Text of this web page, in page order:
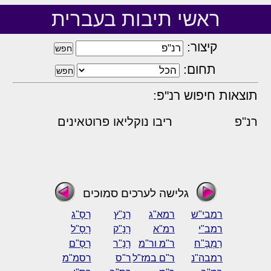
ראשי תיבות בעברית
קיצור:
תחום:
תוצאות חיפוש רנ"פ:
רנ"פ ריבו נוקליאו פרוטאינים
גלישה לערכים סמוכים
רמבי"ש רמא"ג רָנָ"ץ
רָסָ"ג
רמב"י
רמ"א רָנָ"ק
רָסָ"ל
רַמְבָּ"ח
ר"מ ור"מ רָנָ"ר
רָסָ"ם
רמבה"נ
ר"ם במז"לר"ס
רסמ"מ